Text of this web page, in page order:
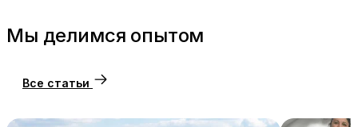
Мы делимся опытом
Все статьи